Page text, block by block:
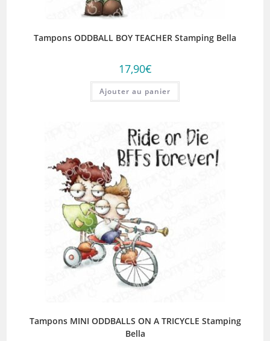
Tampons ODDBALL BOY TEACHER Stamping Bella
17,90€
Ajouter au panier
Tampons MINI ODDBALLS ON A TRICYCLE Stamping
Bella